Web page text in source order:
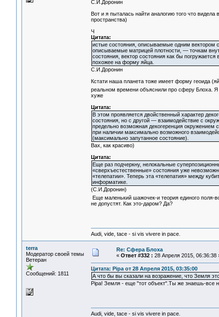
С.И.Доронин
Вот и я пыталась найти аналогию того что
пространства)
Ч
Цитата:
истые состояния, описываемые одним вектором
описываемые матрицей плотности, — точкам
состояния, вектор состояния как бы
похожее на форму яйца.
С.И.Доронин
Кстати наша планета тоже имеет форму геоида
реальном времени объяснили про сферу Блоха.
хуже
Цитата:
В этом проявляется двойственный характер
состояния, но с другой — взаимодействие с
предельно возможная декогеренция окружением
при наличии максимально возможного
(максимально запутанное состояние).
Вах, как красиво)
Цитата:
Еще раз подчеркну, нелокальные
«сверхъестественные» состояния уже
«телепатии». Теперь эта «телепатия» между
информатике.
(С.И.Доронин)
Еще маленький шажочек-и теория единого поля-
не допустят. Как это-даром? Да?
Audi, vide, tace - si vis vivere in pace.
terra
Модератор своей темы
Ветеран
Сообщений: 1811
Re: Сфера Блоха
« Ответ #332 : 28 Апреля 2015, 06:36:38
Цитата: Pipa от 28 Апреля 2015, 03:35:00
А что бы вы сказали на возражение, что Земля
Pipa! Земля - еще "тот объект".Ты же знаешь-все
Audi, vide, tace - si vis vivere in pace.